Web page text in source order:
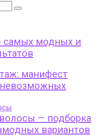
самых модных и
манифест
невозможных
— подборка
вариантов